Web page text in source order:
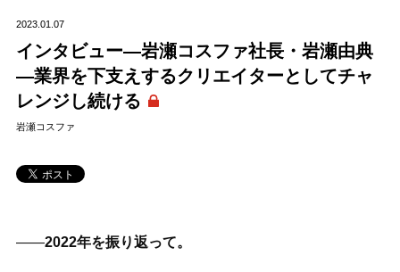
2023.01.07
インタビュー―岩瀬コスファ社長・岩瀬由典
―業界を下支えするクリエイターとしてチャ
レンジし続ける
岩瀬コスファ
――2022年を振り返って。